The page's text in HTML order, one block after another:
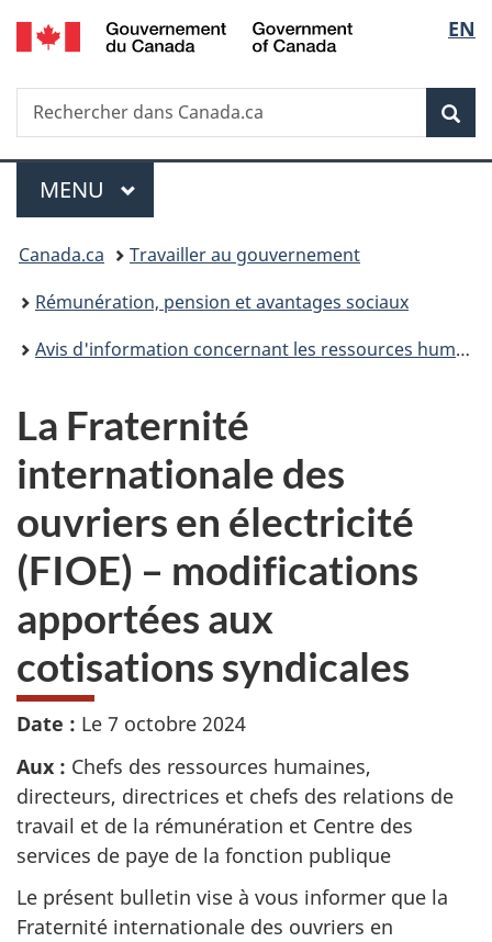
Passer
au
principal
Passer
à
Au
du
Passer
à
version
simplifiée
de
la
EN
Recherche
Rechercher
dans
Menu
MENU PRINCIPAL
Vous
êtes
ici :
Canada.ca
Travailler au gouvernement
Rémunération, pension et avantages sociaux
Avis d'information concernant les ressources humaines
La Fraternité
internationale des
ouvriers en électricité
(FIOE) – modifications
apportées aux
cotisations syndicales
Date : Le 7 octobre 2024
Aux : Chefs des ressources humaines,
directeurs, directrices et chefs des relations de
travail et de la rémunération et Centre des
services de paye de la fonction publique
Le présent bulletin vise à vous informer que la
Fraternité internationale des ouvriers en